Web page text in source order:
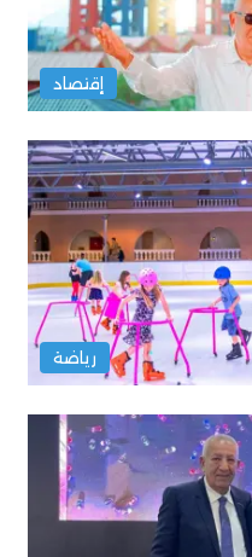
إقتصاد
رياضة